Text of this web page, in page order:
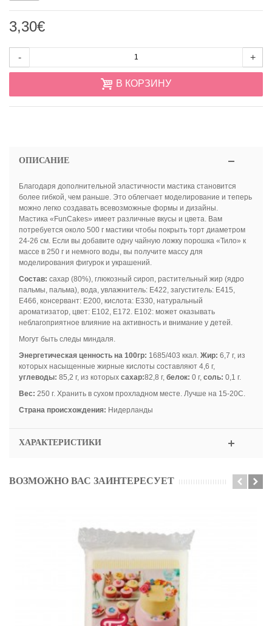
3,30€
- +
В КОРЗИНУ
ОПИСАНИЕ
Благодаря дополнительной эластичности мастика становится
более гибкой, чем раньше. Это облегчает моделирование и теперь
можно легко создавать всевозможные формы и дизайны.
Мастика «FunCakes» имеет различные вкусы и цвета. Вам
потребуется около 500 г мастики чтобы покрыть торт диаметром
24-26 см. Если вы добавите одну чайную ложку порошка «Тило» к
массе в 250 г и немного воды, вы получите массу для
моделирования фигурок и украшений.
Состав: сахар (80%), глюкозный сироп, растительный жир (ядро
пальмы, пальма), вода, увлажнитель: E422, загуститель: E415,
E466, консервант: E200, кислота: E330, натуральный
ароматизатор, цвет: E102, E172. E102: может оказывать
неблагоприятное влияние на активность и внимание у детей.
Могут быть следы миндаля.
Энергетическая ценность на 100гр: 1685/403 ккал. Жир: 6,7 г, из
которых насыщенные жирные кислоты составляют 4,6 г,
углеводы: 85,2 г, из которых сахар:82,8 г, белок: 0 г, соль: 0,1 г.
Вес: 250 г. Хранить в сухом прохладном месте. Лучше на 15-20C.
Страна происхождения: Нидерланды
ХАРАКТЕРИСТИКИ
ВОЗМОЖНО ВАС ЗАИНТЕРЕСУЕТ